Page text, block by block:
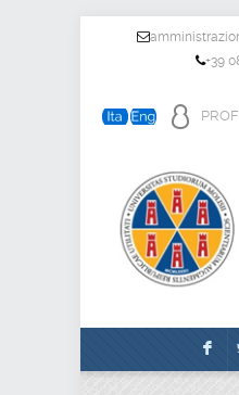
+39
F